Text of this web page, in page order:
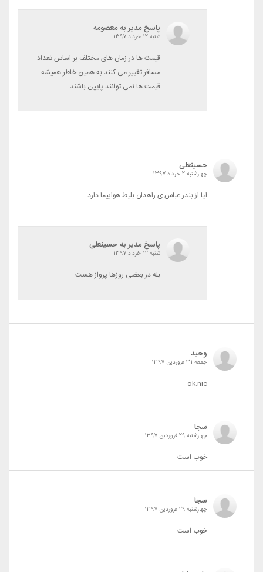
پاسخ مدیر به معصومه
شنبه 12 خرداد 1397
قیمت ها در زمان های مختلف بر اساس تعداد
مسافر تغییر می کنند به همین خاطر همیشه
قیمت ها نمی توانند پایین باشند
حسینعلی
چهارشنبه 2 خرداد 1397
ایا از بندر عباس ی زاهدان بلیط هواپیما دارد
پاسخ مدیر به حسینعلی
شنبه 12 خرداد 1397
بله در بعضی روزها پرواز هست
وحید
جمعه 31 فروردین 1397
ok.nic
سجا
چهارشنبه 29 فروردین 1397
خوب است
سجا
چهارشنبه 29 فروردین 1397
خوب است